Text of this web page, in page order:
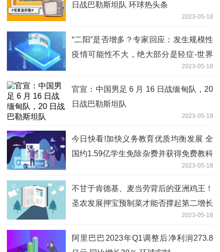
日战巴勒斯坦队 环球热头条
2023-05-18
“二阳”是否增多？专家回应：发生规模性
疫情可能性不大，绝大部分是轻症-世界
2023-05-18
官宣：中国男足 6 月 16 日战缅甸队，20
日战巴勒斯坦队
2023-05-18
今日快看!加快义务教育优质均衡发展 全
国约1.59亿学生免除杂费并获得免费教科
2023-05-18
不甘于肯德基、麦当劳背后的亚洲鸡王！
圣农发展押宝预制菜才能否撑起第二增长
2023-05-18
阿里巴巴2023年Q1调整后净利润273.8